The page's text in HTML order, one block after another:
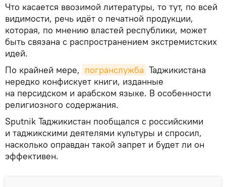
Что касается ввозимой литературы, то тут, по всей
видимости, речь идёт о печатной продукции,
которая, по мнению властей республики, может
быть связана с распространением экстремистских
идей.
По крайней мере, погранслужба Таджикистана
нередко конфискует книги, изданные
на персидском и арабском языке. В особенности
религиозного содержания.
Sputnik Таджикистан пообщался с российскими
и таджикскими деятелями культуры и спросил,
насколько оправдан такой запрет и будет ли он
эффективен.